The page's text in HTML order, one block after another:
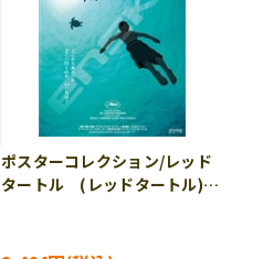
ポスターコレクション/レッド
タートル (レッドタートル)